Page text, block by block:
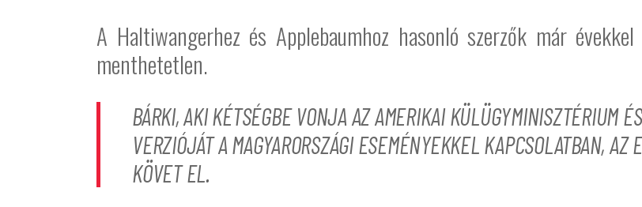
A Haltiwangerhez és Applebaumhoz hasonló szerzők már
menthetetlen.
BÁRKI, AKI KÉTSÉGBE VONJA AZ AMERIKAI KÜLÜGYMINISZTÉRIUM
VERZIÓJÁT A MAGYARORSZÁGI ESEMÉNYEKKEL KAPCSOLATBAN,
KÖVET EL.